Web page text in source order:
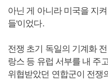
아닌 게 아니라 미국을 지
들'이었다.
전쟁 초기 독일의 기계화
랑스 등 유럽 서부를 내 주
위협받았던 연합군이 전쟁